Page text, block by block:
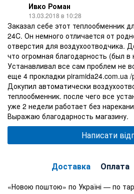
Ивко Роман
13.03.2018 в 10:28
Заказал себе этот теплообменник
24C. Он немного отличается от
отверстия для воздухоотводчика.
что огромная благодарность (был в
Устанавливал все сам проблем не
еще 4 прокладки piramida24.com.ua
Докупил автоматически
теплообменник. после чего все
уже 2 недели работает без
Выражаю благодарность магазину.
Написати
Доставка Оплата
«Новою поштою» по Україні — по